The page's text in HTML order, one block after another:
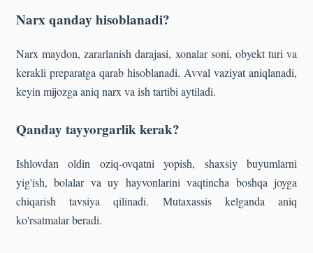
Narx qanday hisoblanadi?
Narx maydon, zararlanish darajasi, xonalar soni, obyekt turi va
kerakli preparatga qarab hisoblanadi. Avval vaziyat aniqlanadi,
keyin mijozga aniq narx va ish tartibi aytiladi.
Qanday tayyorgarlik kerak?
Ishlovdan oldin oziq-ovqatni yopish, shaxsiy buyumlarni
yig'ish, bolalar va uy hayvonlarini vaqtincha boshqa joyga
chiqarish tavsiya qilinadi. Mutaxassis kelganda aniq
ko'rsatmalar beradi.